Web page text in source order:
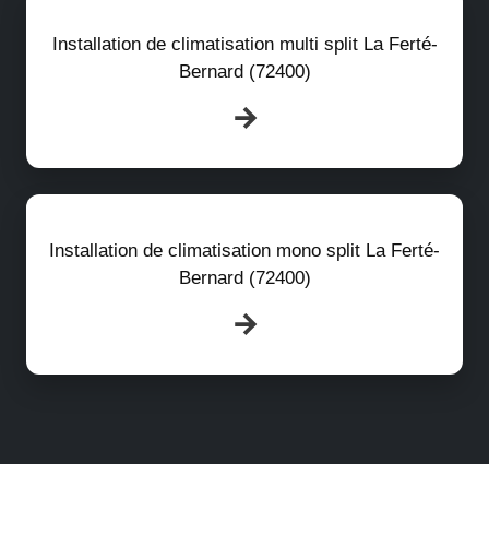
Installation de climatisation multi split La Ferté-
Bernard (72400)
Installation de climatisation mono split La Ferté-
Bernard (72400)